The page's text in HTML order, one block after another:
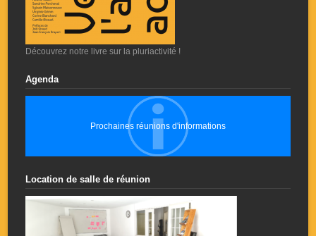
Découvrez notre livre sur la pluriactivité !
Agenda
Prochaines réunions d'informations
Location de salle de réunion